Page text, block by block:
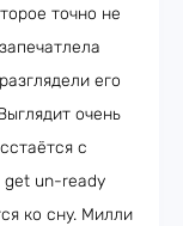
точно не
его
очень
с
get un-ready
ко сну. Милли